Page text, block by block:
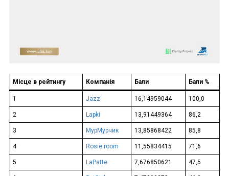
Місце в рейтингу Компанія Бали Бали %
1 Jazz 16,14959044 100,0
2 Lapki 13,91449364 86,2
3 МурМурчик 13,85868422 85,8
4 Rosie room 11,55834415 71,6
5 LaPatte 7,676850621 47,5